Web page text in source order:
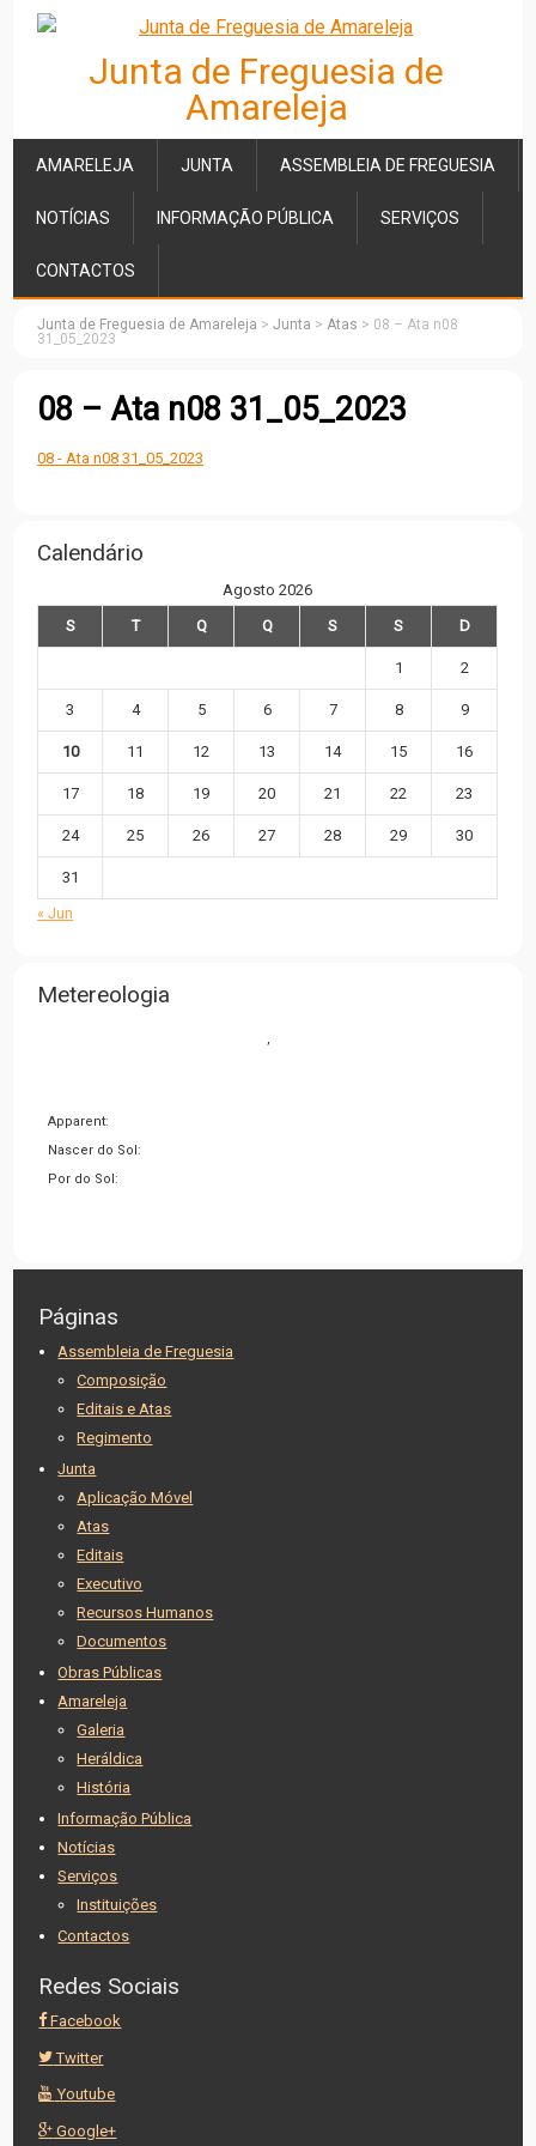
Junta de Freguesia de
Amareleja
AMARELEJA JUNTA ASSEMBLEIA DE FREGUESIA
NOTÍCIAS INFORMAÇÃO PÚBLICA SERVIÇOS
CONTACTOS
Junta de Freguesia de Amareleja >Junta >Atas > 08 – Ata n08
31_05_2023
08 – Ata n08 31_05_2023
08 - Ata n08 31_05_2023
Calendário
Agosto 2026
S
T Q Q S S D
1 2
3 4 5 6 7 8 9
10 11 12 13 14 15 16
17 18 19 20 21 22 23
24 25 26 27 28 29 30
31
« Jun
Metereologia
,
Apparent:
Nascer do Sol:
Por do Sol:
Páginas
Assembleia de Freguesia
Composição
Editais e Atas
Regimento
Junta
Aplicação Móvel
Atas
Editais
Executivo
Recursos Humanos
Documentos
Obras Públicas
Amareleja
Galeria
Heráldica
História
Informação Pública
Notícias
Serviços
Instituições
Contactos
Redes Sociais
Facebook
Twitter
Youtube
Google+